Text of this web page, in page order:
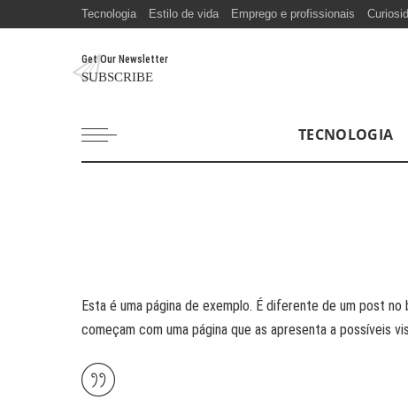
Tecnologia Estilo de vida Emprego e profissionais
Get Our Newsletter
SUBSCRIBE
TECNOLOGIA
Esta é uma página de exemplo. É diferente de um post
começam com uma página que as apresenta a possíveis